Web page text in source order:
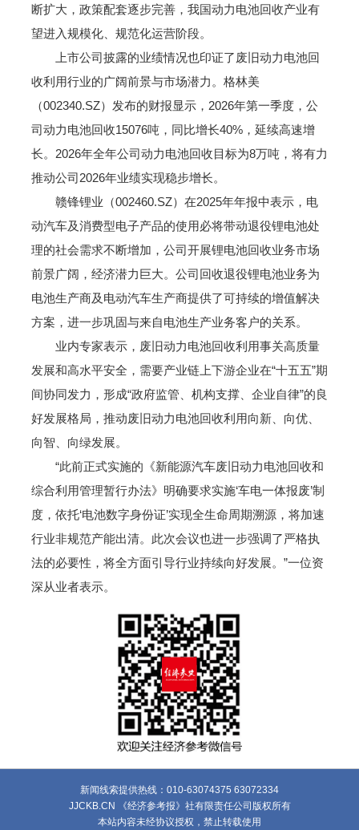
断扩大，政策配套逐步完善，我国动力电池回收产业有
望进入规模化、规范化运营阶段。
上市公司披露的业绩情况也印证了废旧动力电池回
收利用行业的广阔前景与市场潜力。格林美
（002340.SZ）发布的财报显示，2026年第一季度，公
司动力电池回收15076吨，同比增长40%，延续高速增
长。2026年全年公司动力电池回收目标为8万吨，将有力
推动公司2026年业绩实现稳步增长。
赣锋锂业（002460.SZ）在2025年年报中表示，电
动汽车及消费型电子产品的使用必将带动退役锂电池处
理的社会需求不断增加，公司开展锂电池回收业务市场
前景广阔，经济潜力巨大。公司回收退役锂电池业务为
电池生产商及电动汽车生产商提供了可持续的增值解决
方案，进一步巩固与来自电池生产业务客户的关系。
业内专家表示，废旧动力电池回收利用事关高质量
发展和高水平安全，需要产业链上下游企业在“十五五”期
间协同发力，形成“政府监管、机构支撑、企业自律”的良
好发展格局，推动废旧动力电池回收利用向新、向优、
向智、向绿发展。
“此前正式实施的《新能源汽车废旧动力电池回收和
综合利用管理暂行办法》明确要求实施‘车电一体报废’制
度，依托‘电池数字身份证’实现全生命周期溯源，将加速
行业非规范产能出清。此次会议也进一步强调了严格执
法的必要性，将全方面引导行业持续向好发展。”一位资
深从业者表示。
新闻线索提供热线：010-63074375 63072334
JJCKB.CN 《经济参考报》社有限责任公司版权所有
本站内容未经协议授权，禁止转载使用